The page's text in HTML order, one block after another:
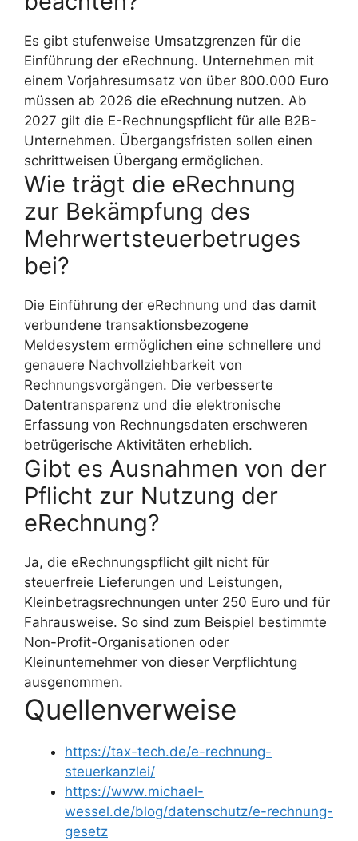
Es gibt stufenweise Umsatzgrenzen für die
Einführung der eRechnung. Unternehmen mit
einem Vorjahresumsatz von über 800.000 Euro
müssen ab 2026 die eRechnung nutzen. Ab
2027 gilt die E-Rechnungspflicht für alle B2B-
Unternehmen. Übergangsfristen sollen einen
schrittweisen Übergang ermöglichen.
Wie trägt die eRechnung
zur Bekämpfung des
Mehrwertsteuerbetruges
bei?
Die Einführung der eRechnung und das damit
verbundene transaktionsbezogene
Meldesystem ermöglichen eine schnellere und
genauere Nachvollziehbarkeit von
Rechnungsvorgängen. Die verbesserte
Datentransparenz und die elektronische
Erfassung von Rechnungsdaten erschweren
betrügerische Aktivitäten erheblich.
Gibt es Ausnahmen von der
Pflicht zur Nutzung der
eRechnung?
Ja, die eRechnungspflicht gilt nicht für
steuerfreie Lieferungen und Leistungen,
Kleinbetragsrechnungen unter 250 Euro und für
Fahrausweise. So sind zum Beispiel bestimmte
Non-Profit-Organisationen oder
Kleinunternehmer von dieser Verpflichtung
ausgenommen.
Quellenverweise
https://tax-tech.de/e-rechnung-
steuerkanzlei/
https://www.michael-
wessel.de/blog/datenschutz/e-rechnung-
gesetz